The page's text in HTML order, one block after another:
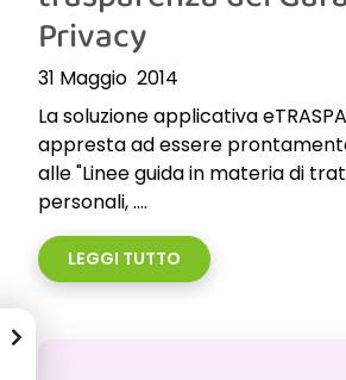
Privacy
31 Maggio 2014
La soluzione applicativa
appresta ad essere
alle "Linee guida in materia di
personali, ....
LEGGI TUTTO